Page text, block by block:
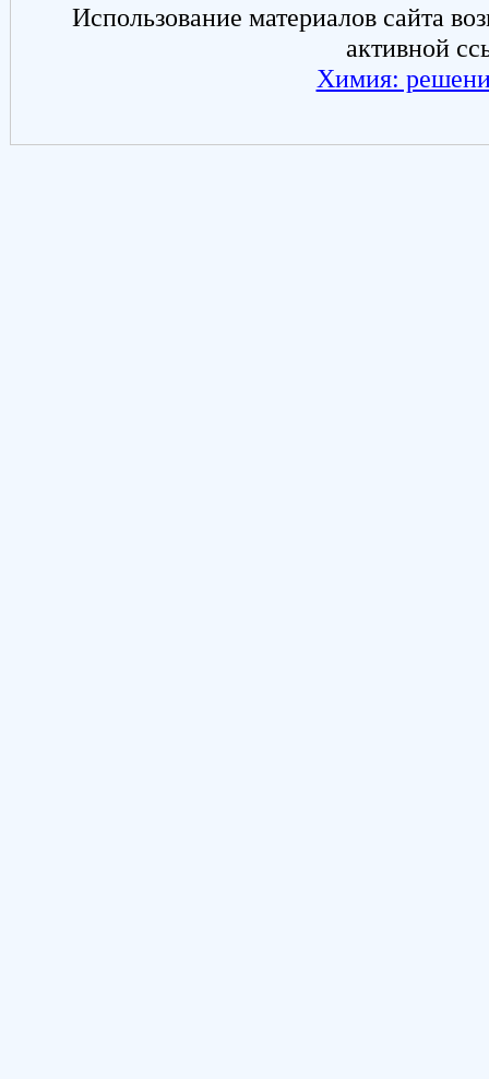
Использование материалов сайта
активной
Химия: